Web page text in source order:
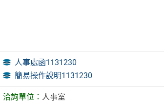
人事處函1131230
簡易操作說明1131230
洽詢單位： 人事室